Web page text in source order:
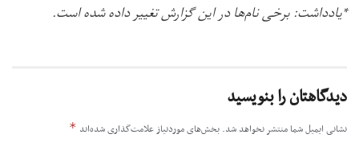
*یادداشت: برخی نام‌ها در این گزارش تغییر داده شده است.
دیدگاهتان را بنویسید
نشانی ایمیل شما منتشر نخواهد شد. بخش‌های موردنیاز علامت‌گذاری شده‌اند *